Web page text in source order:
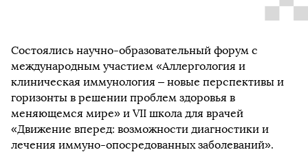
Состоялись научно-образовательный форум с
международным участием «Аллергология и
клиническая иммунология – новые перспективы и
горизонты в решении проблем здоровья в
меняющемся мире» и VII школа для врачей
«Движение вперед: возможности диагностики и
лечения иммуно-опосредованных заболеваний».